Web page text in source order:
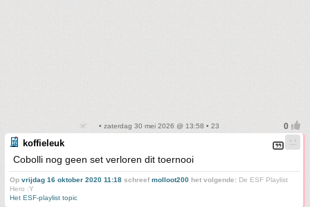
• zaterdag 30 mei 2026 @ 13:58 • 23
koffieleuk
Cobolli nog geen set verloren dit toernooi
Op vrijdag 16 oktober 2020 11:18 schreefmolloot200 het volgende: De ESF Playlist
Hero :Y
Het ESF-playlist topic